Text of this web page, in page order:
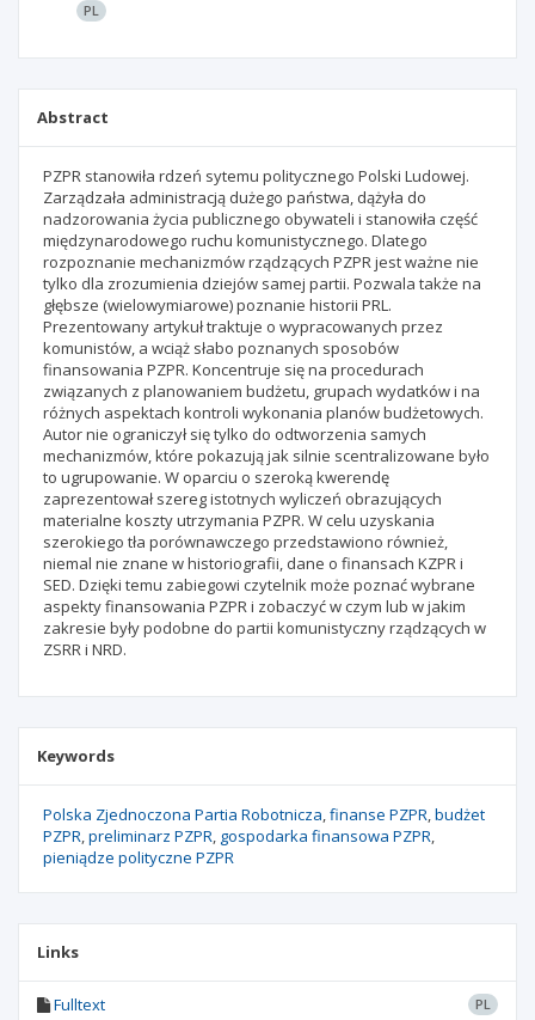
PL
Abstract
PZPR stanowiła rdzeń sytemu politycznego Polski Ludowej.
Zarządzała administracją dużego państwa, dążyła do
nadzorowania życia publicznego obywateli i stanowiła część
międzynarodowego ruchu komunistycznego. Dlatego
rozpoznanie mechanizmów rządzących PZPR jest ważne nie
tylko dla zrozumienia dziejów samej partii. Pozwala także na
głębsze (wielowymiarowe) poznanie historii PRL.
Prezentowany artykuł traktuje o wypracowanych przez
komunistów, a wciąż słabo poznanych sposobów
finansowania PZPR. Koncentruje się na procedurach
związanych z planowaniem budżetu, grupach wydatków i na
różnych aspektach kontroli wykonania planów budżetowych.
Autor nie ograniczył się tylko do odtworzenia samych
mechanizmów, które pokazują jak silnie scentralizowane było
to ugrupowanie. W oparciu o szeroką kwerendę
zaprezentował szereg istotnych wyliczeń obrazujących
materialne koszty utrzymania PZPR. W celu uzyskania
szerokiego tła porównawczego przedstawiono również,
niemal nie znane w historiografii, dane o finansach KZPR i
SED. Dzięki temu zabiegowi czytelnik może poznać wybrane
aspekty finansowania PZPR i zobaczyć w czym lub w jakim
zakresie były podobne do partii komunistyczny rządzących w
ZSRR i NRD.
Keywords
Polska Zjednoczona Partia Robotnicza finanse PZPR budżet
PZPR preliminarz PZPR gospodarka finansowa PZPR
pieniądze polityczne PZPR
Links
Fulltext PL